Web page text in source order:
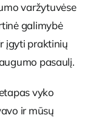
varžytuvėse
galimybė
įgyti praktinių
pasaulį.
vyko
ir mūsų